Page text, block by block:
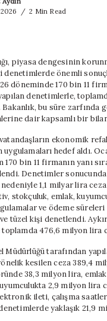
2 Min Read
piyasa dengesinin
denetimlerde önemli
döneminde 170 bin 11
denetimlerle,
Bakanlık, bu süre zarfında
dair kapsamlı bir
ekonomik
hedef aldı.
bin 11 firmanın yanı
Denetimler
1,1 milyar lira
stokçuluk, emlak,
ve ödeme süreleri
tüzel kişi denetlendi.
toplamda 476,6 milyon lira
Müdürlüğü tarafından
kesilen ceza 389,4
38,3 milyon lira,
2,9 milyon lira
ileti, çalışma
yaklaşık 21,9